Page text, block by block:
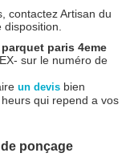
contactez Artisan du
disposition.
paris 4eme
sur le numéro de
un devis bien
qui repend a vos
ponçage